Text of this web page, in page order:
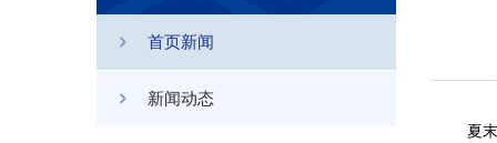
首页新闻
新闻动态
夏